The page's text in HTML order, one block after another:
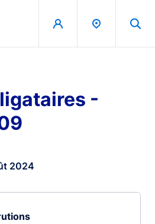
Principal
-
2024